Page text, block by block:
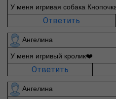
У меня игривая собака
Ответить
Ангелина
У меня игривый кролик❤️
Ответить
Ангелина